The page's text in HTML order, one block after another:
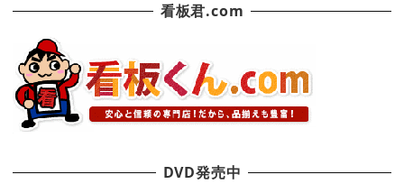
看板君.com
DVD発売中